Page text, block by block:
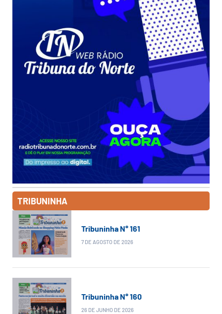
TRIBUNINHA
Tribuninha N° 161
7 DE AGOSTO DE 2026
Tribuninha N° 160
26 DE JUNHO DE 2026